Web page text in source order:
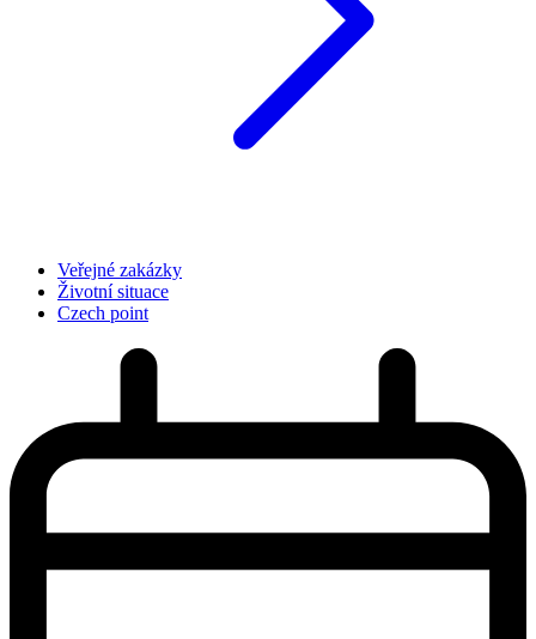
Veřejné zakázky
Životní situace
Czech point